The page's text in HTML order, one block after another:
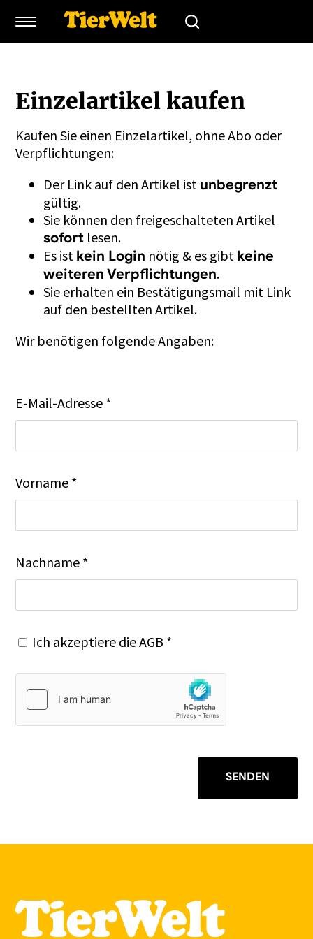
Einzelartikel kaufen
Kaufen Sie einen Einzelartikel, ohne Abo oder
Verpflichtungen:
Der Link auf den Artikel ist unbegrenzt
gültig.
Sie können den freigeschalteten Artikel
sofort lesen.
Es ist kein Login nötig & es gibt keine
weiteren Verpflichtungen.
Sie erhalten ein Bestätigungsmail mit Link
auf den bestellten Artikel.
Wir benötigen folgende Angaben:
E-Mail-Adresse *
Vorname *
Nachname *
Ich akzeptiere dieAGB *
SENDEN